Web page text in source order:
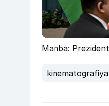
Manba: